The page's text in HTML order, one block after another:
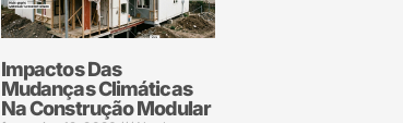
Impactos Das
Mudanças Climáticas
Na Construção Modular